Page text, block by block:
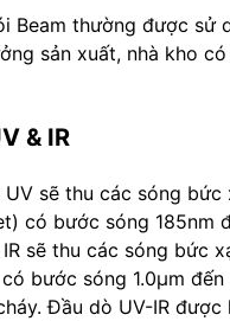
Beam thường được sử
sản xuất, nhà kho
& IR
sẽ thu các sóng bức
có bước sóng 185nm
sẽ thu các sóng bức
bước sóng 1.0μm
Đầu dò UV-IR được